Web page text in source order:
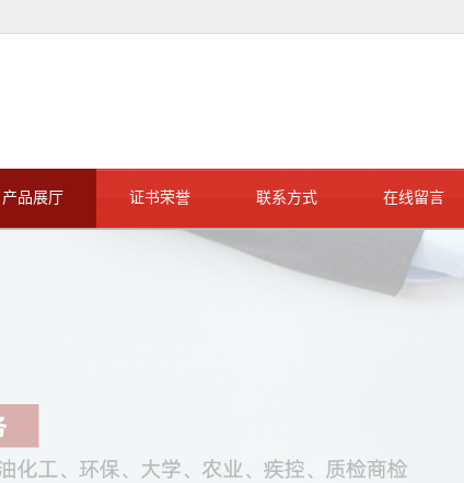
产品展厅 证书荣誉 联系方式 在线留言